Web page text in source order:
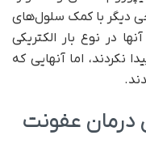
دیگر با کمک سلول‌های
در نوع بار الکتریکی‌
نکردند، اما آنهایی که
درمان عفونت